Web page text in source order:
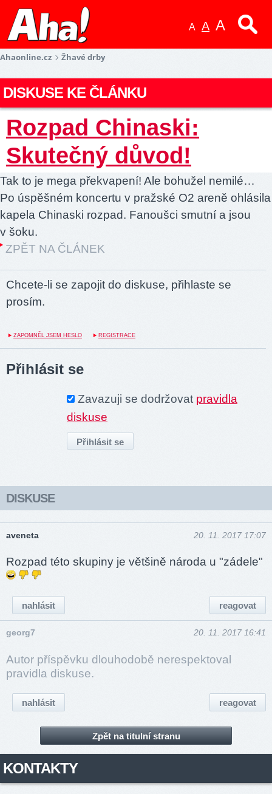
A A A
Ahaonline.cz Žhavé drby
DISKUSE KE ČLÁNKU
Rozpad Chinaski:
Skutečný důvod!
Tak to je mega překvapení! Ale bohužel nemilé…
Po úspěšném koncertu v pražské O2 areně ohlásila
kapela Chinaski rozpad. Fanoušci smutní a jsou
v šoku.
ZPĚT NA ČLÁNEK
Chcete-li se zapojit do diskuse, přihlaste se
prosím.
ZAPOMNĚL JSEM HESLO REGISTRACE
Přihlásit se
Zavazuji se dodržovat pravidla
diskuse
DISKUSE
aveneta 20. 11. 2017 17:07
Rozpad této skupiny je většině národa u "zádele"
reagovat
nahlásit
georg7 20. 11. 2017 16:41
Autor příspěvku dlouhodobě nerespektoval
pravidla diskuse.
reagovat
nahlásit
Zpět na titulní stranu
KONTAKTY